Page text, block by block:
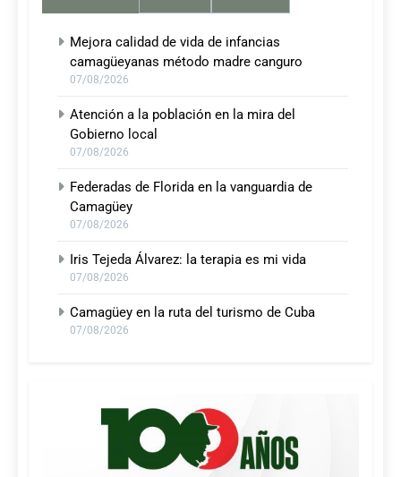
Mejora calidad de vida de infancias
camagüeyanas método madre canguro
07/08/2026
Atención a la población en la mira del
Gobierno local
07/08/2026
Federadas de Florida en la vanguardia de
Camagüey
07/08/2026
Iris Tejeda Álvarez: la terapia es mi vida
07/08/2026
Camagüey en la ruta del turismo de Cuba
07/08/2026